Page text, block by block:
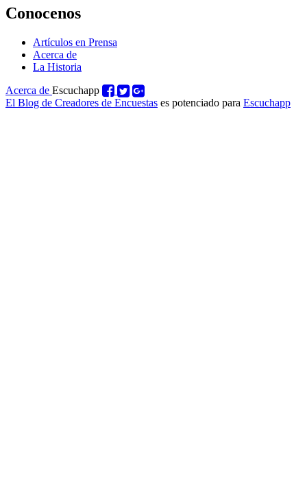
Conocenos
Artículos en Prensa
Acerca de
La Historia
Acerca de Escuchapp
El Blog de Creadores de Encuestas es potenciado para Escuchapp